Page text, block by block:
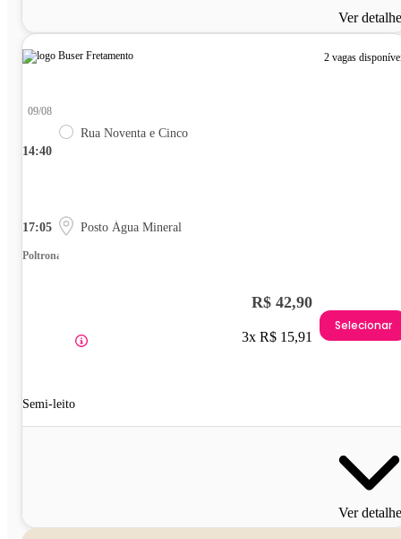
Ver
2 vagas
14:40
09/08
Rua Noventa e Cinco
17:05 Posto Água Mineral
Poltrona
Semi-leito
R$ 42,90
3x R$ 15,91
Selecionar
Ver